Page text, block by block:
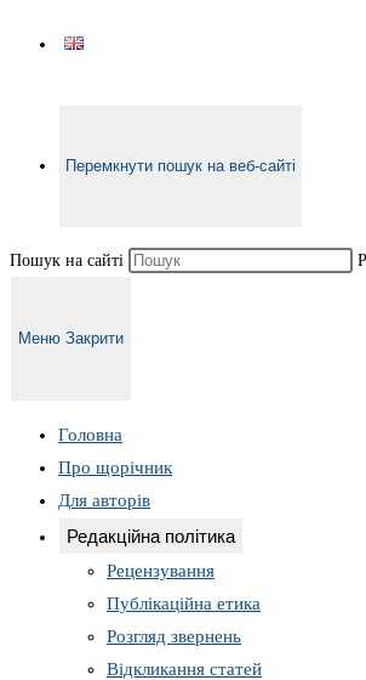
Перемкнути пошук на веб-сайті
Пошук на сайті
Меню Закрити
Головна
Про щорічник
Для авторів
Редакційна політика
Рецензування
Публікаційна етика
Розгляд звернень
Відкликання статей